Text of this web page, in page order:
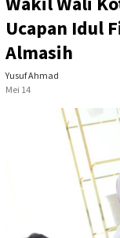
Ucapan Idul
Almasih
Yusuf Ahmad
Mei 14